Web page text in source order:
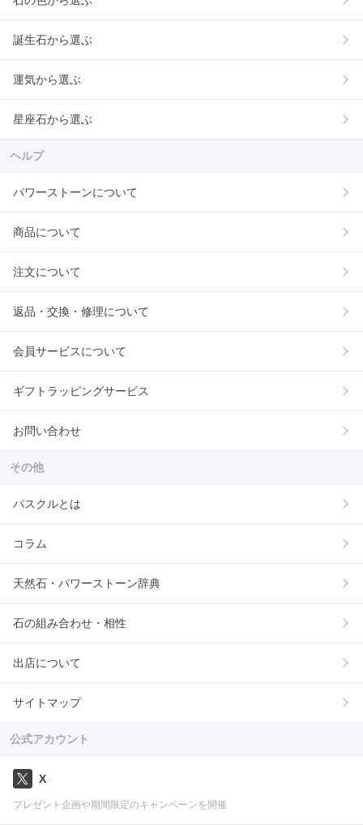
誕生石から選ぶ
運気から選ぶ
星座石から選ぶ
ヘルプ
パワーストーンについて
商品について
注文について
返品・交換・修理について
会員サービスについて
ギフトラッピングサービス
お問い合わせ
その他
パスクルとは
コラム
天然石・パワーストーン辞典
石の組み合わせ・相性
出店について
サイトマップ
公式アカウント
X
プレゼント企画や期間限定のキャンペーンを開催